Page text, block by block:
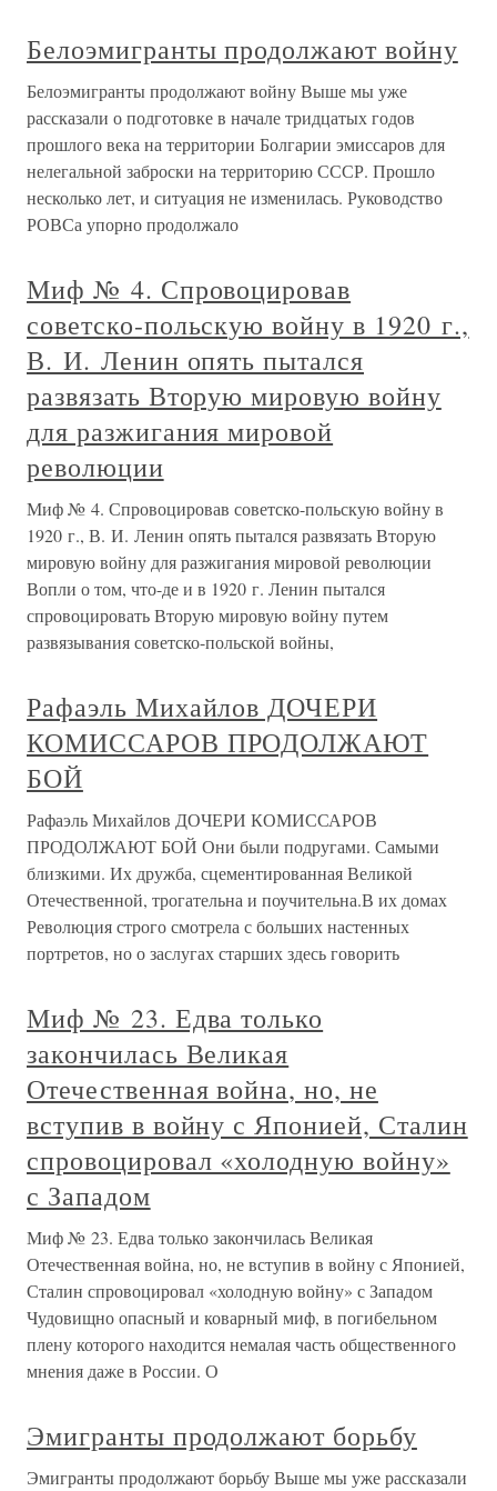
Белоэмигранты продолжают войну
Белоэмигранты продолжают войну Выше мы уже
рассказали о подготовке в начале тридцатых годов
прошлого века на территории Болгарии эмиссаров для
нелегальной заброски на территорию СССР. Прошло
несколько лет, и ситуация не изменилась. Руководство
РОВСа упорно продолжало
Миф № 4. Спровоцировав
советско-польскую войну в 1920 г.,
В. И. Ленин опять пытался
развязать Вторую мировую войну
для разжигания мировой
революции
Миф № 4. Спровоцировав советско-польскую войну в
1920 г., В. И. Ленин опять пытался развязать Вторую
мировую войну для разжигания мировой революции
Вопли о том, что-де и в 1920 г. Ленин пытался
спровоцировать Вторую мировую войну путем
развязывания советско-польской войны,
Рафаэль Михайлов ДОЧЕРИ
КОМИССАРОВ ПРОДОЛЖАЮТ
БОЙ
Рафаэль Михайлов ДОЧЕРИ КОМИССАРОВ
ПРОДОЛЖАЮТ БОЙ Они были подругами. Самыми
близкими. Их дружба, сцементированная Великой
Отечественной, трогательна и поучительна.В их домах
Революция строго смотрела с больших настенных
портретов, но о заслугах старших здесь говорить
Миф № 23. Едва только
закончилась Великая
Отечественная война, но, не
вступив в войну с Японией, Сталин
спровоцировал «холодную войну»
с Западом
Миф № 23. Едва только закончилась Великая
Отечественная война, но, не вступив в войну с Японией,
Сталин спровоцировал «холодную войну» с Западом
Чудовищно опасный и коварный миф, в погибельном
плену которого находится немалая часть общественного
мнения даже в России. О
Эмигранты продолжают борьбу
Эмигранты продолжают борьбу Выше мы уже рассказали